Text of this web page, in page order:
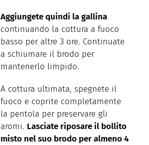
Aggiungete quindi la gallina
continuando la cottura a fuoco
basso per altre 3 ore. Continuate
a schiumare il brodo per
mantenerlo limpido.
A cottura ultimata, spegnete il
fuoco e coprite completamente
la pentola per preservare gli
aromi. Lasciate riposare il bollito
misto nel suo brodo per almeno 4